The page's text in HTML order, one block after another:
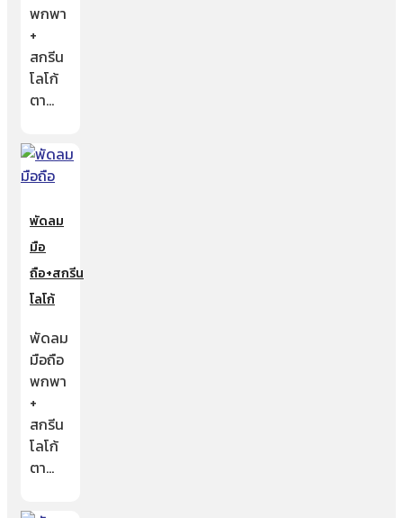
พกพา
+
สกรีน
โลโก้
ตา…
พัดลม
มือ
ถือ+สกรีน
โลโก้
พัดลม
มือถือ
พกพา
+
สกรีน
โลโก้
ตา…